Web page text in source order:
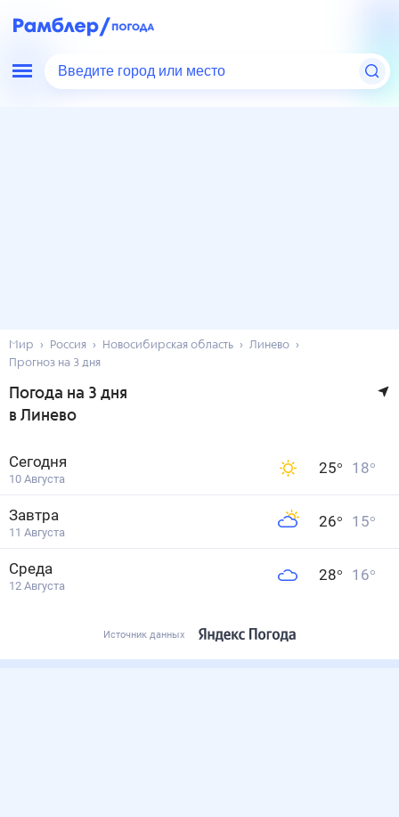
Введите город или место
Мир Россия Новосибирская область
Линево
Прогноз на 3 дня
Погода на 3 дня
в Линево
Сегодня
10 Августа
25° 18°
Завтра
11 Августа
26° 15°
Среда
12 Августа
28° 16°
Источник данных